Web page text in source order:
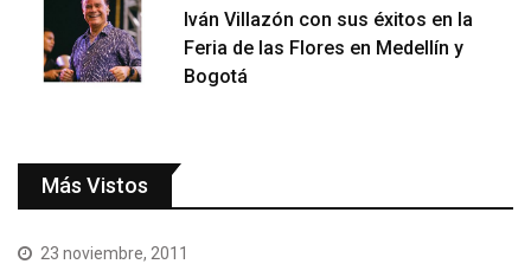
Iván Villazón con sus éxitos en la
Feria de las Flores en Medellín y
Bogotá
Más Vistos
23 noviembre, 2011